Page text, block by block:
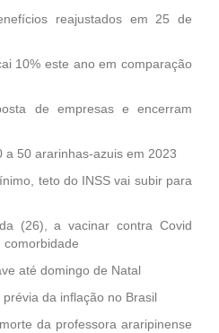
reajustados em 25 de
10% este ano em comparação
de empresas e encerram
a 50 ararinhas-azuis em 2023
teto do INSS vai subir para
(26), a vacinar contra Covid
comorbidade
até domingo de Natal
da inflação no Brasil
da professora araripinense